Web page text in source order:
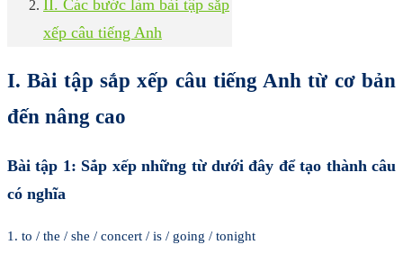
II. Các bước làm bài tập sắp
xếp câu tiếng Anh
I. Bài tập sắp xếp câu tiếng Anh từ cơ bản
đến nâng cao
Bài tập 1: Sắp xếp những từ dưới đây để tạo thành câu
có nghĩa
1. to / the / she / concert / is / going / tonight